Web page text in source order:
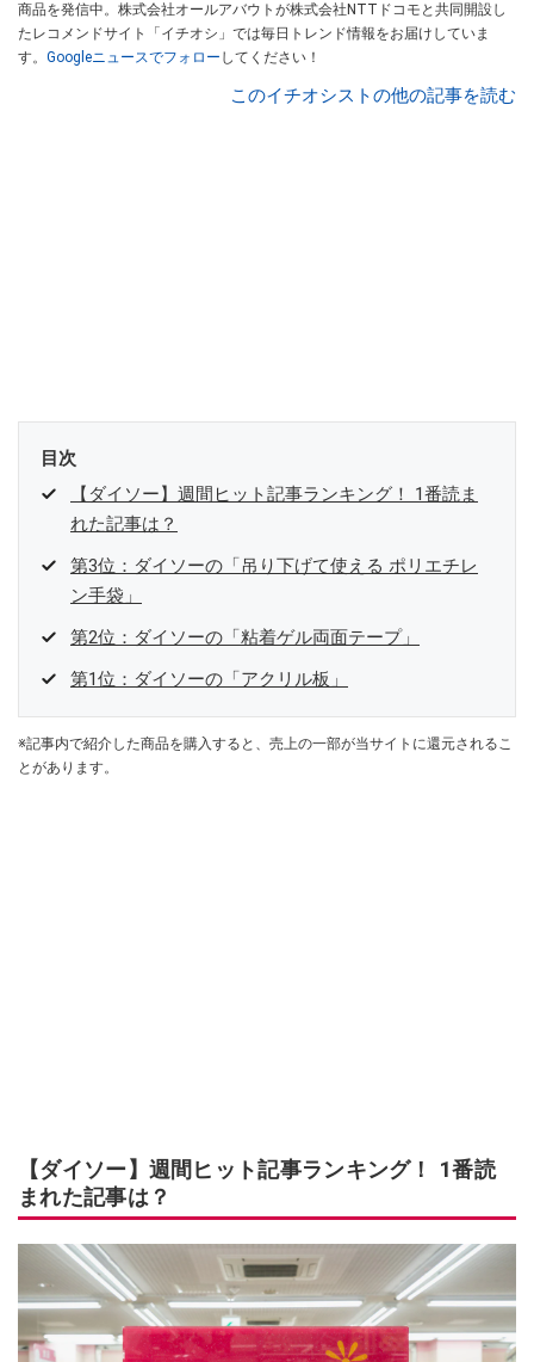
商品を発信中。株式会社オールアバウトが株式会社NTTドコモと共同開設し
たレコメンドサイト「イチオシ」では毎日トレンド情報をお届けしていま
す。 Googleニュースでフォロー してください！
このイチオシストの他の記事を読む
目次
【ダイソー】週間ヒット記事ランキング！ 1番読ま
れた記事は？
第3位：ダイソーの「吊り下げて使える ポリエチレ
ン手袋」
第2位：ダイソーの「粘着ゲル両面テープ」
第1位：ダイソーの「アクリル板」
※記事内で紹介した商品を購入すると、売上の一部が当サイトに還元されるこ
とがあります。
【ダイソー】週間ヒット記事ランキング！ 1番読
まれた記事は？